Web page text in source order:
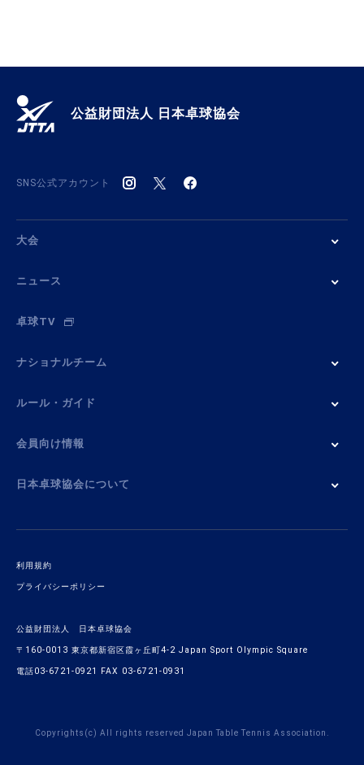
公益財団法人 日本卓球協会
SNS公式アカウント
大会
ニュース
卓球TV
ナショナルチーム
ルール・ガイド
会員向け情報
日本卓球協会について
利用規約
プライバシーポリシー
公益財団法人 日本卓球協会
〒160-0013 東京都新宿区霞ヶ丘町4-2 Japan Sport Olympic Square
電話03-6721-0921 FAX 03-6721-0931
Copyrights(c) All rights reserved Japan Table Tennis Association.